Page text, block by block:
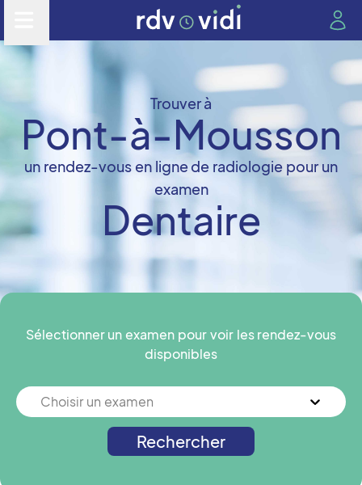
Trouver à
Pont-à-Mousson
un rendez-vous en ligne de radiologie pour un
examen
Dentaire
Sélectionner un examen pour voir les rendez-vous
disponibles
Choisir un examen
Rechercher